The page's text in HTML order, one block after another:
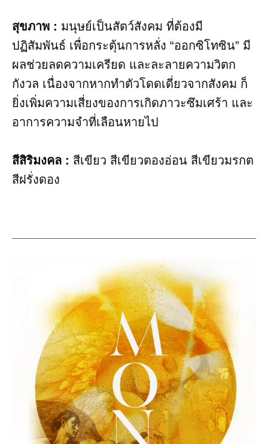
สุขภาพ : มนุษย์เป็นสัตว์สังคม ที่ต้องมี
ปฏิสัมพันธ์ เพื่อกระตุ้นการหลั่ง “ออกซิโทซิน” มี
ผลช่วยลดความเครียด และละลายความวิตก
กังวล เนื่องจากหากทำตัวโดดเดี่ยวจากสังคม ก็
ยิ่งเพิ่มความเสี่ยงของการเกิดภาวะซึมเศร้า และ
อาการความจำที่เลือนหายไป
สีสิริมงคล : สีเขียว สีเขียวตองอ่อน สีเขียวมรกต
สีฝรั่งดอง